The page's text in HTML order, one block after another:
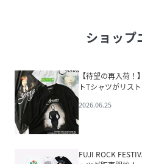
ショップ
【待望の再入荷
トTシャツがリスト
2026.06.25
FUJI ROCK